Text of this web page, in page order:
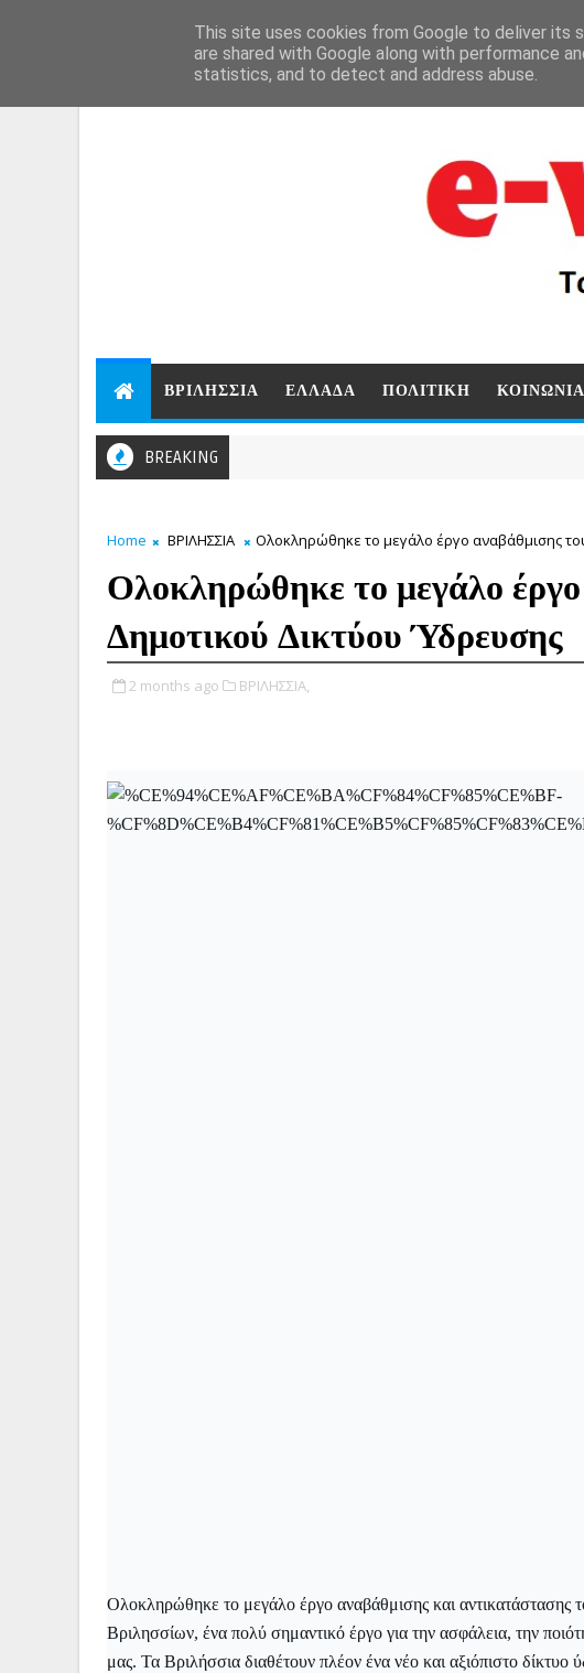
ΒΡΙΛΗΣΣΙΑ ΕΛΛΑΔΑ ΠΟΛΙΤΙΚΗ ΚΟΙΝΩΝΙΑ
BREAKING
Home ΒΡΙΛΗΣΣΙΑ Ολοκληρώθηκε το μεγάλο έργο αναβάθμισης
Ολοκληρώθηκε το μεγάλο
Δημοτικού Δικτύου Ύδρευσης
2 months ago ΒΡΙΛΗΣΣΙΑ,
Ολοκληρώθηκε το μεγάλο έργο αναβάθμισης και
Βριλησσίων, ένα πολύ σημαντικό έργο για την ασφάλεια, την
μας. Τα Βριλήσσια διαθέτουν πλέον ένα νέο και αξιόπιστο
This site uses cookies from Google to deliver its
are shared with Google along with performance
statistics, and to detect and address abuse.